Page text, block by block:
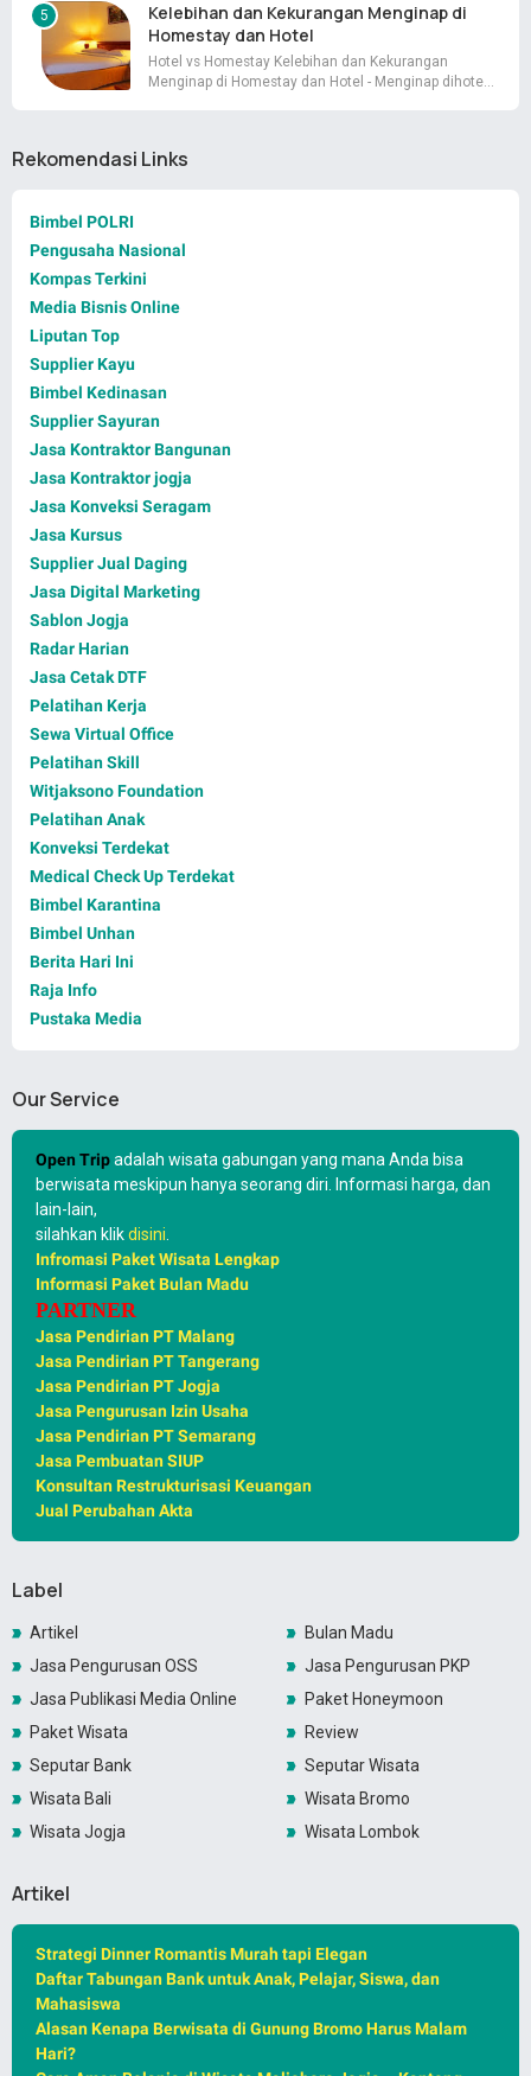
Kelebihan dan Kekurangan Menginap di
Homestay dan Hotel
Hotel vs Homestay Kelebihan dan Kekurangan
Menginap di Homestay dan Hotel - Menginap dihote…
Rekomendasi Links
Bimbel POLRI
Pengusaha Nasional
Kompas Terkini
Media Bisnis Online
Liputan Top
Supplier Kayu
Bimbel Kedinasan
Supplier Sayuran
Jasa Kontraktor Bangunan
Jasa Kontraktor jogja
Jasa Konveksi Seragam
Jasa Kursus
Supplier Jual Daging
Jasa Digital Marketing
Sablon Jogja
Radar Harian
Jasa Cetak DTF
Pelatihan Kerja
Sewa Virtual Office
Pelatihan Skill
Witjaksono Foundation
Pelatihan Anak
Konveksi Terdekat
Medical Check Up Terdekat
Bimbel Karantina
Bimbel Unhan
Berita Hari Ini
Raja Info
Pustaka Media
Our Service
Open Tripadalah wisata gabungan yang mana Anda bisa
berwisata meskipun hanya seorang diri. Informasi harga, dan
lain-lain,
silahkan klikdisini
Infromasi Paket Wisata Lengkap
Informasi Paket Bulan Madu
PARTNER
Jasa Pendirian PT Malang
Jasa Pendirian PT Tangerang
Jasa Pendirian PT Jogja
Jasa Pengurusan Izin Usaha
Jasa Pendirian PT Semarang
Jasa Pembuatan SIUP
Konsultan Restrukturisasi Keuangan
Jual Perubahan Akta
Label
Artikel
Bulan Madu
Jasa Pengurusan OSS
Jasa Pengurusan PKP
Jasa Publikasi Media Online
Paket Honeymoon
Paket Wisata
Review
Seputar Bank
Seputar Wisata
Wisata Bali
Wisata Bromo
Wisata Jogja
Wisata Lombok
Artikel
Strategi Dinner Romantis Murah tapi Elegan
Daftar Tabungan Bank untuk Anak, Pelajar, Siswa, dan
Mahasiswa
Alasan Kenapa Berwisata di Gunung Bromo Harus Malam
Hari?